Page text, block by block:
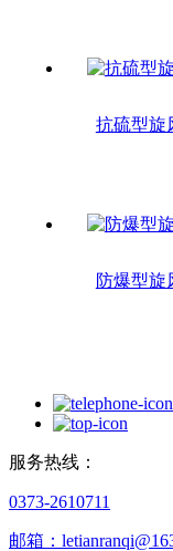
抗硫型旋
防爆型旋
服务热线：
0373-2610711
邮箱：